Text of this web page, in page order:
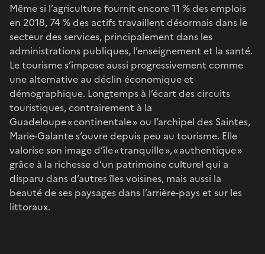
Même si l’agriculture fournit encore 11 % des emplois
en 2018, 74 % des actifs travaillent désormais dans le
secteur des services, principalement dans les
administrations publiques, l’enseignement et la santé.
Le tourisme s’impose aussi progressivement comme
une alternative au déclin économique et
démographique. Longtemps à l’écart des circuits
touristiques, contrairement à la
Guadeloupe « continentale » ou l’archipel des Saintes,
Marie-Galante s’ouvre depuis peu au tourisme. Elle
valorise son image d’île « tranquille », « authentique »
grâce à la richesse d’un patrimoine culturel qui a
disparu dans d’autres îles voisines, mais aussi la
beauté de ses paysages dans l’arrière-pays et sur les
littoraux.